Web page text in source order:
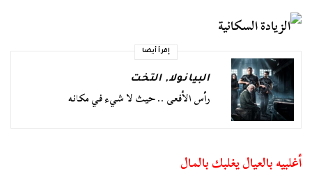
إقرأ أيضا
البيانولا,التخت
رأس الأفعى .. حيث لا شيء في مكانه
أغلبيه بالعيال يغلبك بالمال